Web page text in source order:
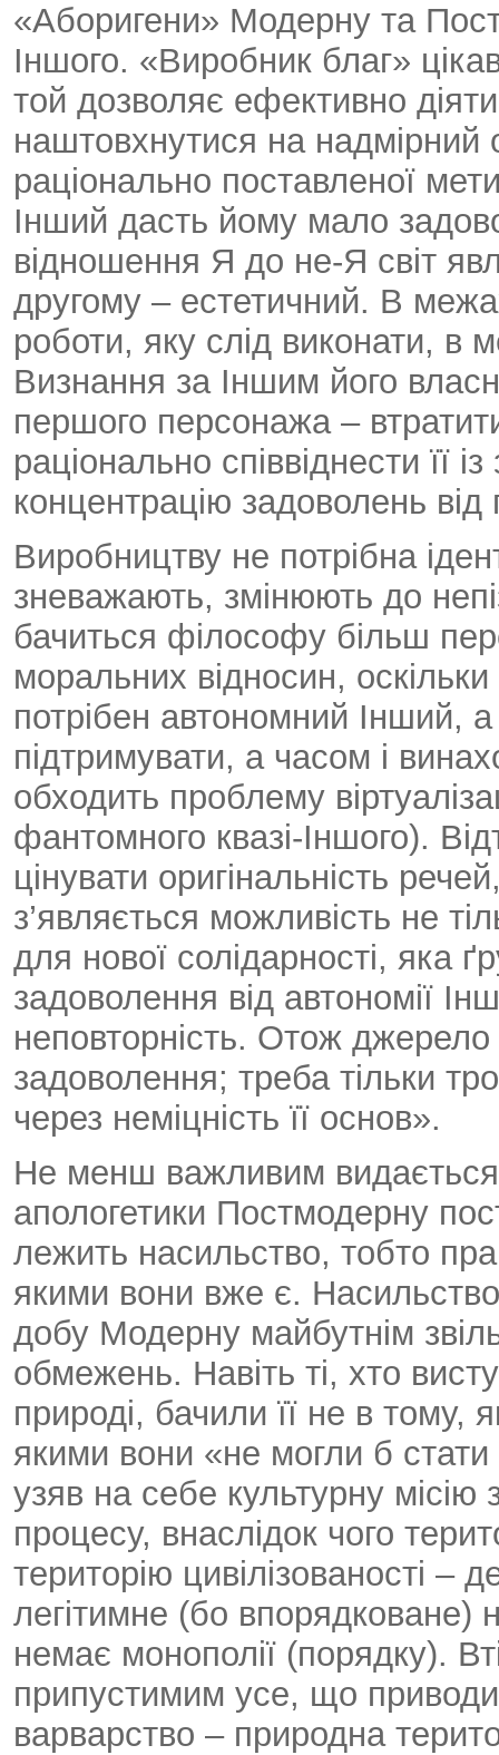
«Аборигени» Модерну та
Іншого. «Виробник благ»
той дозволяє ефективно
наштовхнутися на надмірний
раціонально поставленої
Інший дасть йому мало
відношення Я до не-Я світ
другому – естетичний. В
роботи, яку слід виконати, в
Визнання за Іншим його
першого персонажа – втратити
раціонально співвіднести її
концентрацію задоволень
Виробництву не потрібна
зневажають, змінюють до
бачиться філософу більш
моральних відносин,
потрібен автономний Інший,
підтримувати, а часом і
обходить проблему
фантомного квазі-Іншого).
цінувати оригінальність
з’являється можливість не
для нової солідарності, яка
задоволення від автономії
неповторність. Отож джерело
задоволення; треба тільки
через неміцність її основ».
Не менш важливим видається
апологетики Постмодерну
лежить насильство, тобто
якими вони вже є.
добу Модерну майбутнім
обмежень. Навіть ті, хто
природі, бачили її не в
якими вони «не могли б
узяв на себе культурну місію з
процесу, внаслідок чого
територію цивілізованості –
легітимне (бо впорядковане)
немає монополії (порядку).
припустимим усе, що
варварство – природна